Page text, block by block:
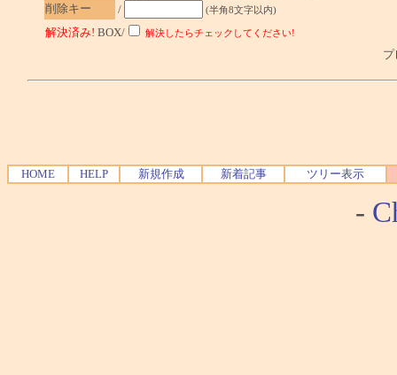
削除キー / (半角8文字以内)
解決済み! BOX/ 解決したらチェックしてください!
プ
HOME HELP 新規作成 新着記事 ツリー表示
-